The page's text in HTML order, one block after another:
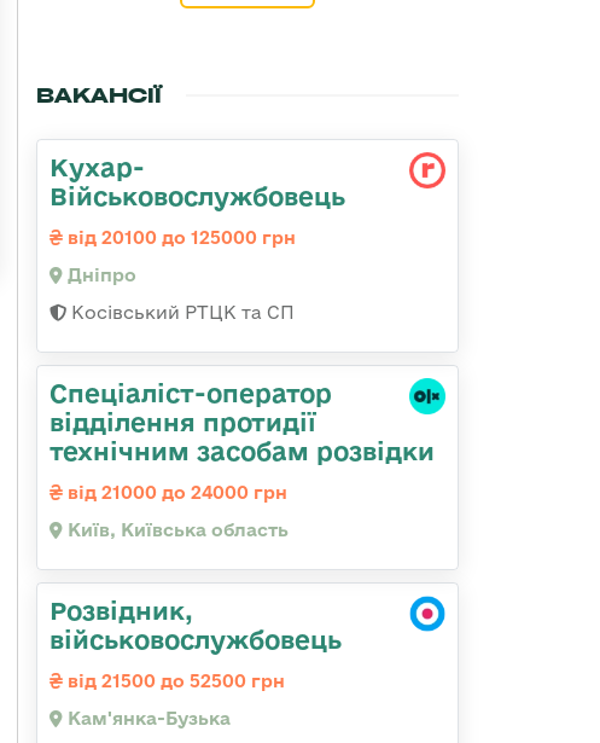
ВАКАНСІЇ
Кухар-
Військовослужбовець
від 20100 до 125000 грн
Дніпро
Косівський РТЦК та СП
Спеціаліст-оператор
відділення протидії
технічним засобам розвідки
від 21000 до 24000 грн
Київ, Київська область
Розвідник,
військовослужбовець
від 21500 до 52500 грн
Кам'янка-Бузька